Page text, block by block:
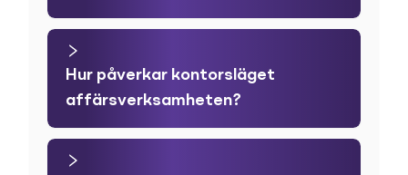
Hur påverkar kontorsläget
affärsverksamheten?